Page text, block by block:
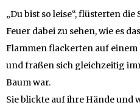
„Du bist so leise“, flüsterten
Feuer dabei zu sehen, wie es
Flammen flackerten auf
und fraßen sich gleichzeitig
Baum war.
Sie blickte auf ihre Hände und